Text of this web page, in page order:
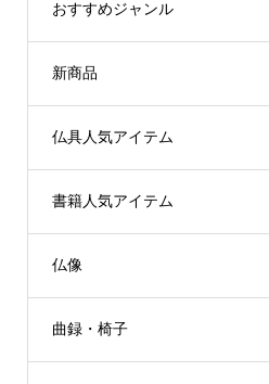
おすすめジャンル
新商品
仏具人気アイテム
書籍人気アイテム
仏像
曲録・椅子